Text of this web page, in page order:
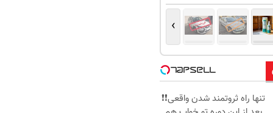
›
تنها راه ثروتمند شدن واقعی❗❗